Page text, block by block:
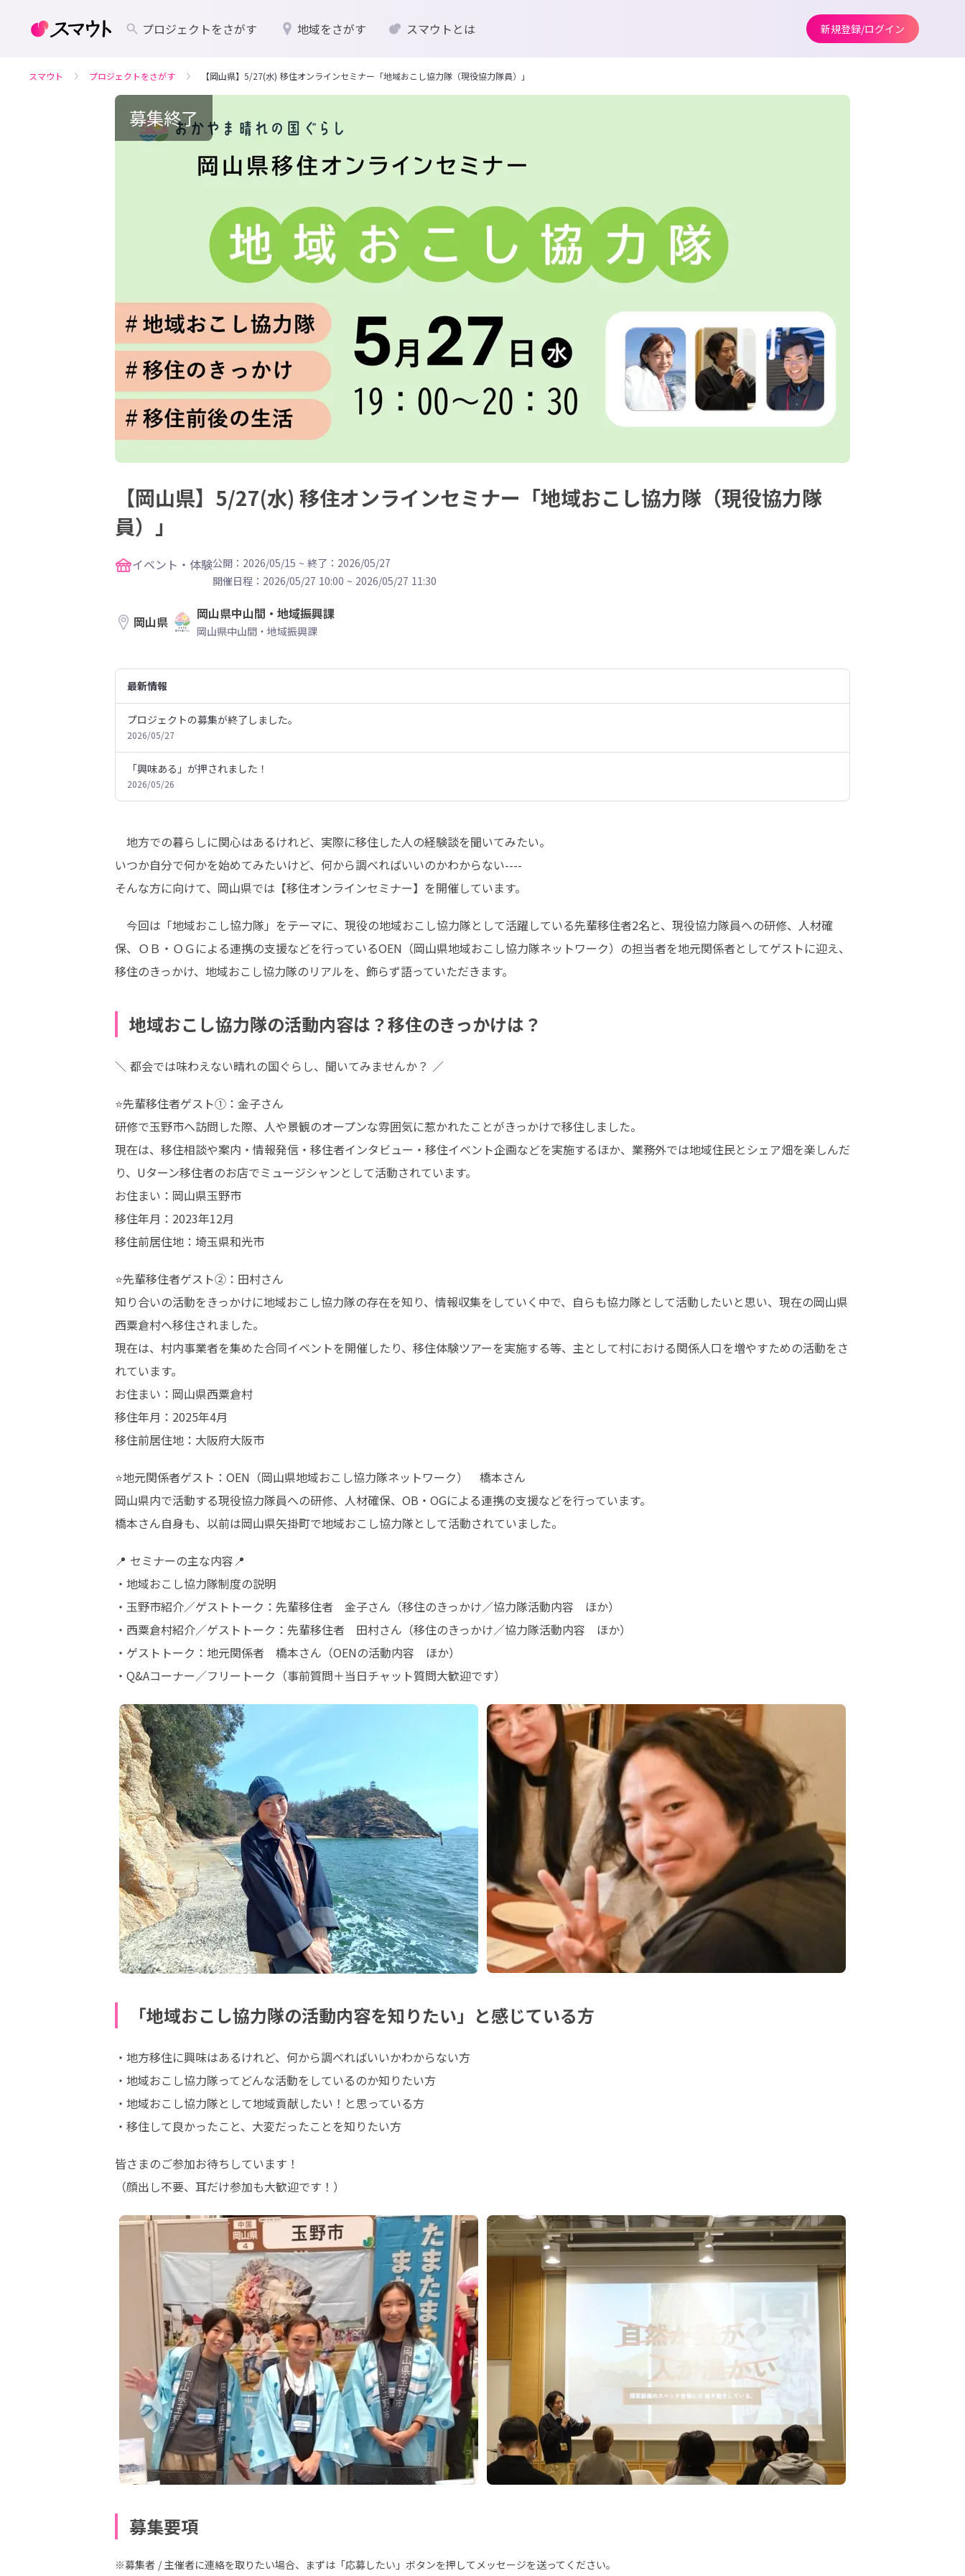
プロジェクトをさがす 地域をさがす スマウトとは 新規登録/ログイン
スマウト プロジェクトをさがす 【岡山県】5/27(水) 移住オンラインセミナー「地域おこし協力隊（現役協力隊員）」
募集終了
【岡山県】5/27(水) 移住オンラインセミナー「地域おこし協力隊（現役協力隊
員）」
イベント・体験公開：2026/05/15 ~ 終了：2026/05/27
開催日程： 2026/05/27 10:00 ~ 2026/05/27 11:30
岡山県 岡山県中山間・地域振興課
岡山県中山間・地域振興課
最新情報
プロジェクトの募集が終了しました。
2026/05/27
「興味ある」が押されました！
2026/05/26
地方での暮らしに関心はあるけれど、実際に移住した人の経験談を聞いてみたい。
いつか自分で何かを始めてみたいけど、何から調べればいいのかわからない----
そんな方に向けて、岡山県では【移住オンラインセミナー】を開催しています。
今回は「地域おこし協力隊」をテーマに、現役の地域おこし協力隊として活躍している先輩移住者2名と、現役協力隊員への研修、人材確
保、ＯＢ・ＯＧによる連携の支援などを行っているOEN（岡山県地域おこし協力隊ネットワーク）の担当者を地元関係者としてゲストに迎え、
移住のきっかけ、地域おこし協力隊のリアルを、飾らず語っていただきます。
地域おこし協力隊の活動内容は？移住のきっかけは？
＼ 都会では味わえない晴れの国ぐらし、聞いてみませんか？ ／
⭐先輩移住者ゲスト①：金子さん
研修で玉野市へ訪問した際、人や景観のオープンな雰囲気に惹かれたことがきっかけで移住しました。
現在は、移住相談や案内・情報発信・移住者インタビュー・移住イベント企画などを実施するほか、業務外では地域住民とシェア畑を楽しんだ
り、Uターン移住者のお店でミュージシャンとして活動されています。
お住まい：岡山県玉野市
移住年月：2023年12月
移住前居住地：埼玉県和光市
⭐先輩移住者ゲスト②：田村さん
知り合いの活動をきっかけに地域おこし協力隊の存在を知り、情報収集をしていく中で、自らも協力隊として活動したいと思い、現在の岡山県
西粟倉村へ移住されました。
現在は、村内事業者を集めた合同イベントを開催したり、移住体験ツアーを実施する等、主として村における関係人口を増やすための活動をさ
れています。
お住まい：岡山県西粟倉村
移住年月：2025年4月
移住前居住地：大阪府大阪市
⭐地元関係者ゲスト：OEN（岡山県地域おこし協力隊ネットワーク）　橋本さん
岡山県内で活動する現役協力隊員への研修、人材確保、OB・OGによる連携の支援などを行っています。
橋本さん自身も、以前は岡山県矢掛町で地域おこし協力隊として活動されていました。
📍 セミナーの主な内容📍
・地域おこし協力隊制度の説明
・玉野市紹介／ゲストトーク：先輩移住者　金子さん（移住のきっかけ／協力隊活動内容　ほか）
・西粟倉村紹介／ゲストトーク：先輩移住者　田村さん（移住のきっかけ／協力隊活動内容　ほか）
・ゲストトーク：地元関係者　橋本さん（OENの活動内容　ほか）
・Q&Aコーナー／フリートーク（事前質問＋当日チャット質問大歓迎です）
「地域おこし協力隊の活動内容を知りたい」と感じている方
・地方移住に興味はあるけれど、何から調べればいいかわからない方
・地域おこし協力隊ってどんな活動をしているのか知りたい方
・地域おこし協力隊として地域貢献したい！と思っている方
・移住して良かったこと、大変だったことを知りたい方
皆さまのご参加お待ちしています！
（顔出し不要、耳だけ参加も大歓迎です！）
募集要項
※募集者 / 主催者に連絡を取りたい場合、まずは「応募したい」ボタンを押してメッセージを送ってください。